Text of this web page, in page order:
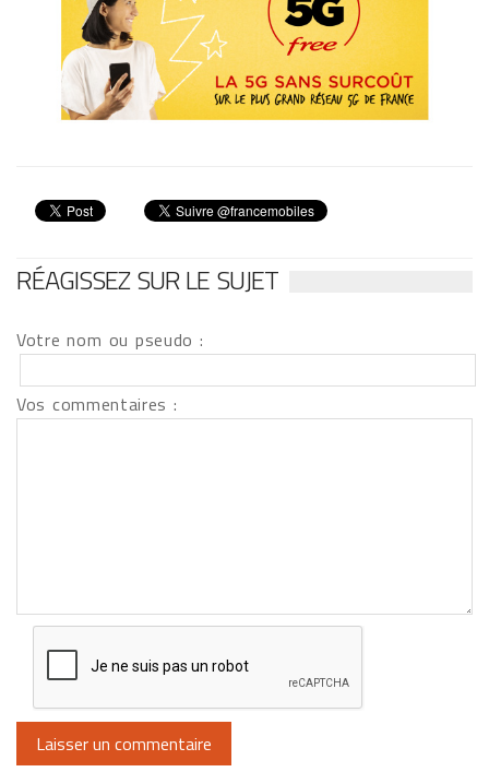
RÉAGISSEZ SUR LE SUJET
Votre nom ou pseudo :
Vos commentaires :